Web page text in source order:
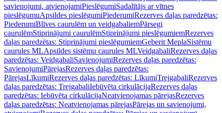
savienojumi, atvienojamiPieslēgumiSadalītājs ar vītnes
pieslēgumuApsildes pieslēgumiPiederumiRezerves daļas paredzētas:
PiederumiBlīves caurulēm un veidgabaliemPārsegi
caurulēmStiprinājumi caurulēmStiprinājumi pieslēgumiemRezerves
daļas paredzētas: Stiprinājumi pieslēgumiemGeberit MeplaSistēmu
caurules MLApsildes sistēmu caurules MLVeidgabaliRezerves daļas
paredzētas: VeidgabaliSavienojumiRezerves daļas paredzētas:
SavienojumiPārejasRezerves daļas paredzētas:
PārejasLīkumiRezerves daļas paredzētas: LīkumiTrejgabaliRezerves
daļas paredzētas: TrejgabaliIebūvēta cirkulācijaRezerves daļas
paredzētas: Iebūvēta cirkulācijaNeatvienojamas pārejasRezerves
daļas paredzētas: Neatvienojamas pārejasPārejas un savienojumi,